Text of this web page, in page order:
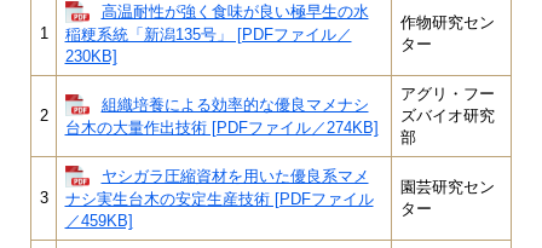
1
高温耐性が強く食味が良い極早生の水
稲粳系統「新潟135号」 [PDFファイル／
230KB]
作物研究セン
ター
2
組織培養による効率的な優良マメナシ
台木の大量作出技術 [PDFファイル／274KB]
アグリ・フー
ズバイオ研究
部
3
ヤシガラ圧縮資材を用いた優良系マメ
ナシ実生台木の安定生産技術 [PDFファイル
／459KB]
園芸研究セン
ター